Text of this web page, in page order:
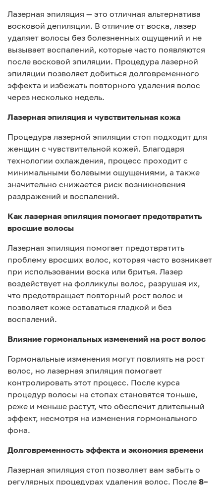
Лазерная эпиляция — это отличная альтернатива
восковой депиляции. В отличие от воска, лазер
удаляет волосы без болезненных ощущений и не
вызывает воспалений, которые часто появляются
после восковой эпиляции. Процедура лазерной
эпиляции позволяет добиться долговременного
эффекта и избежать повторного удаления волос
через несколько недель.
Лазерная эпиляция и чувствительная кожа
Процедура лазерной эпиляции стоп подходит для
женщин с чувствительной кожей. Благодаря
технологии охлаждения, процесс проходит с
минимальными болевыми ощущениями, а также
значительно снижается риск возникновения
раздражений и воспалений.
Как лазерная эпиляция помогает предотвратить
вросшие волосы
Лазерная эпиляция помогает предотвратить
проблему вросших волос, которая часто возникает
при использовании воска или бритья. Лазер
воздействует на фолликулы волос, разрушая их,
что предотвращает повторный рост волос и
позволяет коже оставаться гладкой и без
воспалений.
Влияние гормональных изменений на рост волос
Гормональные изменения могут повлиять на рост
волос, но лазерная эпиляция помогает
контролировать этот процесс. После курса
процедур волосы на стопах становятся тоньше,
реже и меньше растут, что обеспечит длительный
эффект, несмотря на изменения гормонального
фона.
Долговременность эффекта и экономия времени
Лазерная эпиляция стоп позволяет вам забыть о
регулярных процедурах удаления волос. После 8–